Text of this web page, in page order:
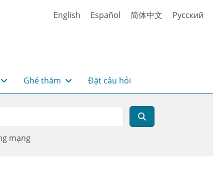
English Español 简体中文 Русский
Ghé thăm Đặt câu hỏi
mạng